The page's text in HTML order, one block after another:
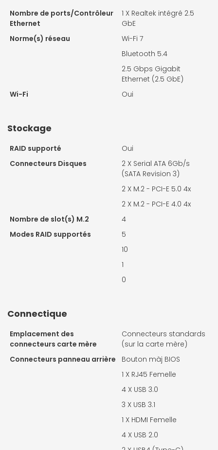
Nombre de ports/Contrôleur
Ethernet
1 X Realtek intégré 2.5
GbE
Norme(s) réseau
Wi-Fi 7
Bluetooth 5.4
2.5 Gbps Gigabit
Ethernet (2.5 GbE)
Wi-Fi
Oui
Stockage
RAID supporté
Oui
Connecteurs Disques
2 X Serial ATA 6Gb/s
(SATA Revision 3)
2 X M.2 - PCI-E 5.0 4x
2 X M.2 - PCI-E 4.0 4x
Nombre de slot(s) M.2
4
Modes RAID supportés
5
10
1
0
Connectique
Emplacement des
connecteurs carte mère
Connecteurs standards
(sur la carte mère)
Connecteurs panneau arrière
Bouton màj BIOS
1 X RJ45 Femelle
4 X USB 3.0
3 X USB 3.1
1 X HDMI Femelle
4 X USB 2.0